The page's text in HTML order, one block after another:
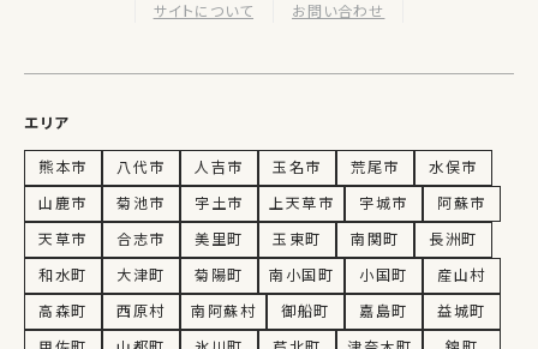
サイトについて お問い合わせ
エリア
熊本市 八代市 人吉市 玉名市 荒尾市
水俣市
山鹿市
菊池市 宇土市 上天草市 宇城市
阿蘇市
天草市
合志市 美里町 玉東町 南関町
長洲町
和水町
大津町 菊陽町 南小国町 小国町
産山村
高森町
西原村 南阿蘇村 御船町 嘉島町
益城町